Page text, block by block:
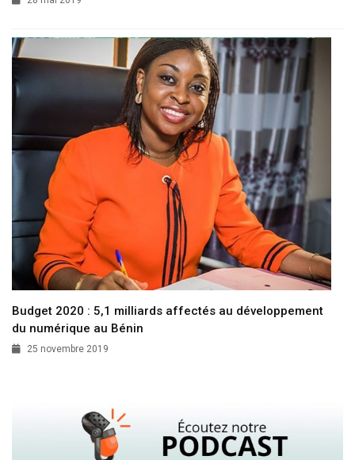
Budget 2020 : 5,1 milliards affectés au développement
du numérique au Bénin
25 novembre 2019